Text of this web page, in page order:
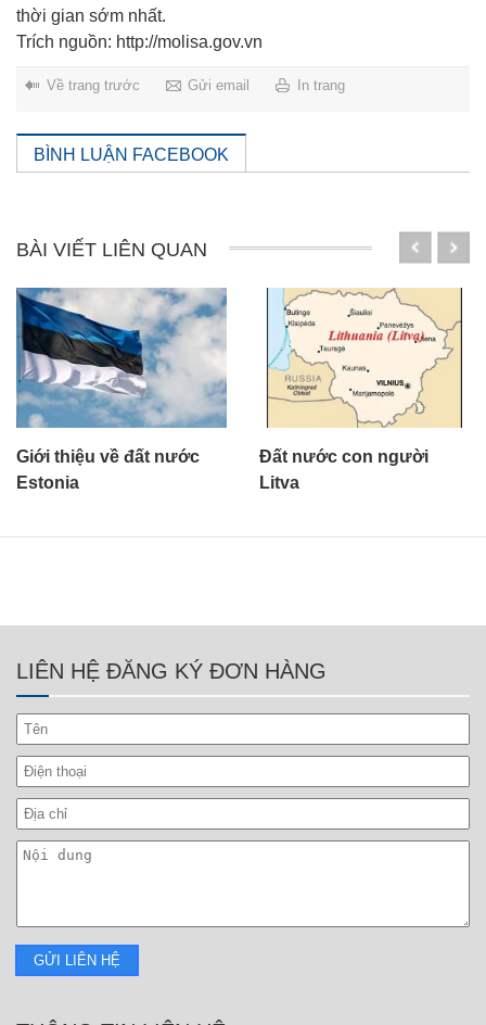
thời gian sớm nhất.
Trích nguồn: http://molisa.gov.vn
Về trang trước Gửi email In trang
BÌNH LUẬN FACEBOOK
BÀI VIẾT LIÊN QUAN
nước
Đất nước con người
Chứng nhận
LIÊN HỆ ĐĂNG KÝ ĐƠN HÀNG